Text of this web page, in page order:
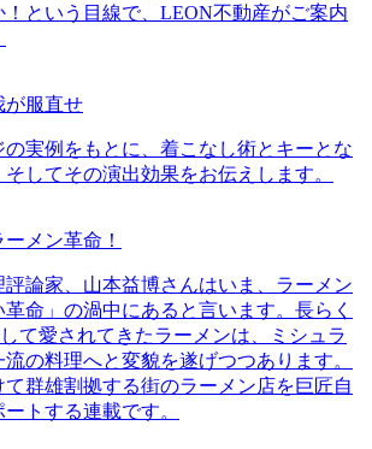
！という目線で、LEON不動産がご案内
が服直せ
の実例をもとに、着こなし術とキーとな
してその演出効果をお伝えします。
メン革命！
評論家、山本益博さんはいま、ラーメン
命」の渦中にあると言います。長らく
て愛されてきたラーメンは、ミシュラ
の料理へと変貌を遂げつつあります。
て群雄割拠する街のラーメン店を巨匠自
トする連載です。